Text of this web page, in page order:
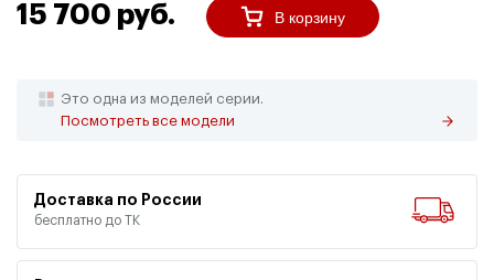
15 700 руб. В корзину
Это одна из моделей серии.
Посмотреть все модели
Доставка по России
бесплатно до ТК